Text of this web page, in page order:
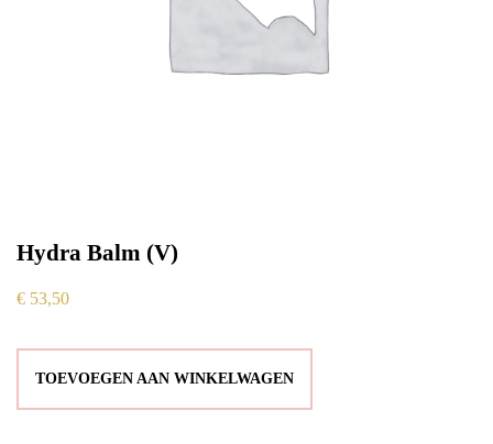
Hydra Balm (V)
€ 53,50
TOEVOEGEN AAN WINKELWAGEN